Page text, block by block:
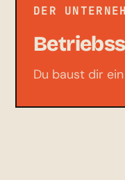
DER
Du baust dir